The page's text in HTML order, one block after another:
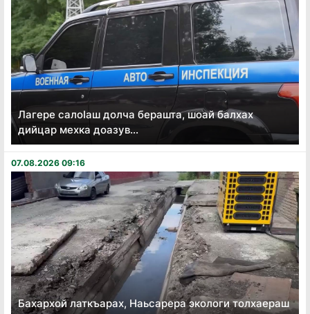
Лагере салоӏаш долча берашта, шоай балхах
дийцар мехка доазув...
07.08.2026 09:16
Бахархой латкъарах, Наьсарера экологи толхаераш